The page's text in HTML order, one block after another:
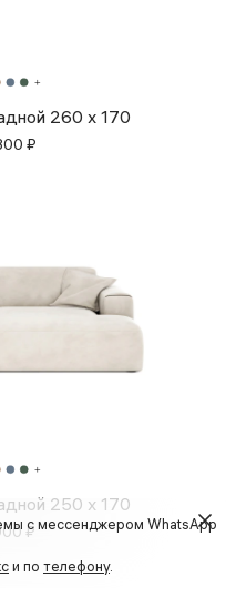
260 x 170
₽
250 x 170
₽
с мессенджером WhatsApp
и по телефону.